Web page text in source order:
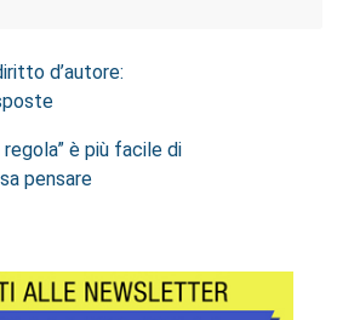
d’autore:
regola” è più facile di
pensare